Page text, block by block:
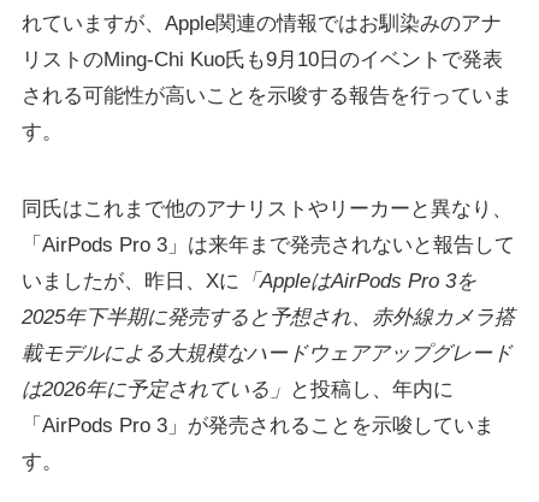
れていますが、Apple関連の情報ではお馴染みのアナ
リストのMing-Chi Kuo氏も9月10日のイベントで発表
される可能性が高いことを示唆する報告を行っていま
す。
同氏はこれまで他のアナリストやリーカーと異なり、
「AirPods Pro 3」は来年まで発売されないと報告して
いましたが、昨日、Xに 「AppleはAirPods Pro 3を
2025年下半期に発売すると予想され、赤外線カメラ搭
載モデルによる大規模なハードウェアアップグレード
は2026年に予定されている」 と投稿し、年内に
「AirPods Pro 3」が発売されることを示唆していま
す。